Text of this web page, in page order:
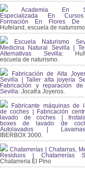
Academia En
Especializada En
Formación En Flores De
Hufeland, escuela de
Escuela Naturismo
Medicina Natural Sevilla |
Alternativas Sevilla:
escuela de naturismo.
Fabricación de Alta
Sevilla | Taller alta joyería
Fabricación y reparación
Sevilla: Jocafra Joyeros.
Fabricante máquinas de
de coches | Fabricación
lavado de coches |
boxes de lavado de
Autolavados |
IBERBOX 3000.
Chatarrerías | Chatarras,
Residuos | Chatarrerías
Chatarreria El Pino